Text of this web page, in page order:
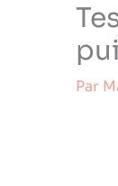
Par